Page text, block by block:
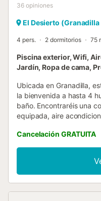
36 opiniones
El Desierto
4 pers. 2 dormitorios 75
Piscina exterior, Wifi,
Jardín, Ropa de cama,
Ubicada en Granadilla,
la bienvenida a hasta 4
baño. Encontraréis una
equipada, aire
dedicado. Hay una cuna
viajan con bebés. Salid
para disfrutar de vistas a
exterior compartida
mientras que el jardín
Cancelación GRATUITA